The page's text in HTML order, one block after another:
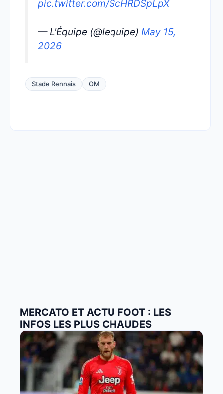
pic.twitter.com/ScHRDSpLpX
— L'Équipe (@lequipe) May 15,
2026
Stade Rennais OM
MERCATO ET ACTU FOOT : LES
INFOS LES PLUS CHAUDES